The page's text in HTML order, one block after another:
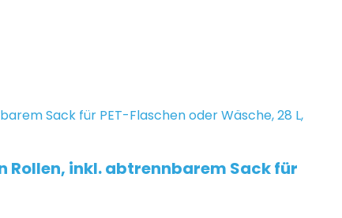
Rollen, inkl. abtrennbarem Sack für